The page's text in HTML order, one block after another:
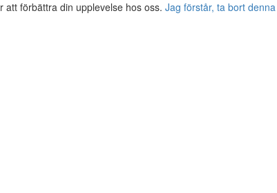
att förbättra din upplevelse hos oss. Jag förstår, ta bort